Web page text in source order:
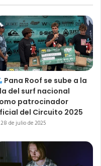
Pana Roof se sube a la
del surf nacional
patrocinador
del Circuito 2025
28 de julio de 2025